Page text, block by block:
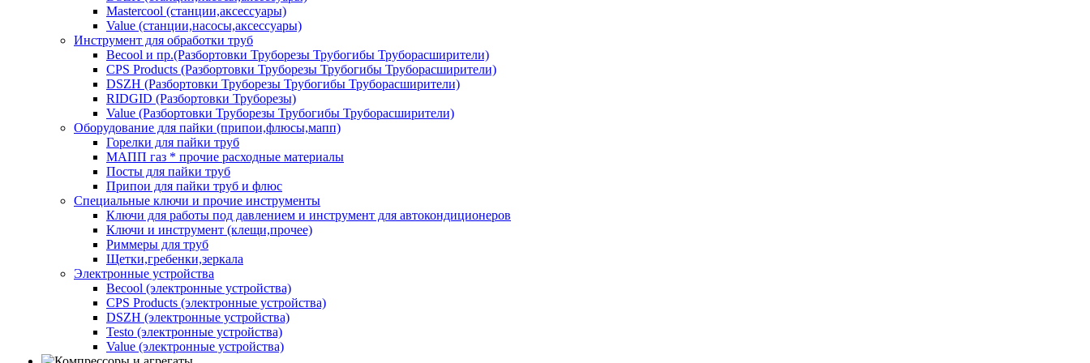
Mastercool (станции,аксессуары)
Value (станции,насосы,аксессуары)
Инструмент для обработки труб
Becool и пр.(Разбортовки Труборезы Трубогибы Труборасширители)
CPS Products (Разбортовки Труборезы Трубогибы Труборасширители)
DSZH (Разбортовки Труборезы Трубогибы Труборасширители)
RIDGID (Разбортовки Труборезы)
Value (Разбортовки Труборезы Трубогибы Труборасширители)
Оборудование для пайки (припои,флюсы,мапп)
Горелки для пайки труб
МАПП газ * прочие расходные материалы
Посты для пайки труб
Припои для пайки труб и флюс
Специальные ключи и прочие инструменты
Ключи для работы под давлением и инструмент для автокондиционеров
Ключи и инструмент (клещи,прочее)
Риммеры для труб
Щетки,гребенки,зеркала
Электронные устройства
Becool (электронные устройства)
CPS Products (электронные устройства)
DSZH (электронные устройства)
Testo (электронные устройства)
Value (электронные устройства)